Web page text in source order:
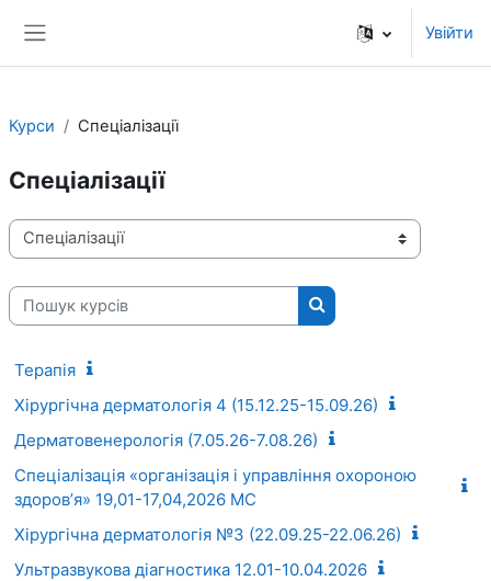
Увійти
Курси Спеціалізації
Спеціалізації
Категорії курсів
Пошук курсів
Пошук курсів
Терапія
Хірургічна дерматологія 4 (15.12.25-15.09.26)
Дерматовенерологія (7.05.26-7.08.26)
Спеціалізація «організація і управління охороною
здоровʼя» 19,01-17,04,2026 МС
Хірургічна дерматологія №3 (22.09.25-22.06.26)
Ультразвукова діагностика 12.01-10.04.2026